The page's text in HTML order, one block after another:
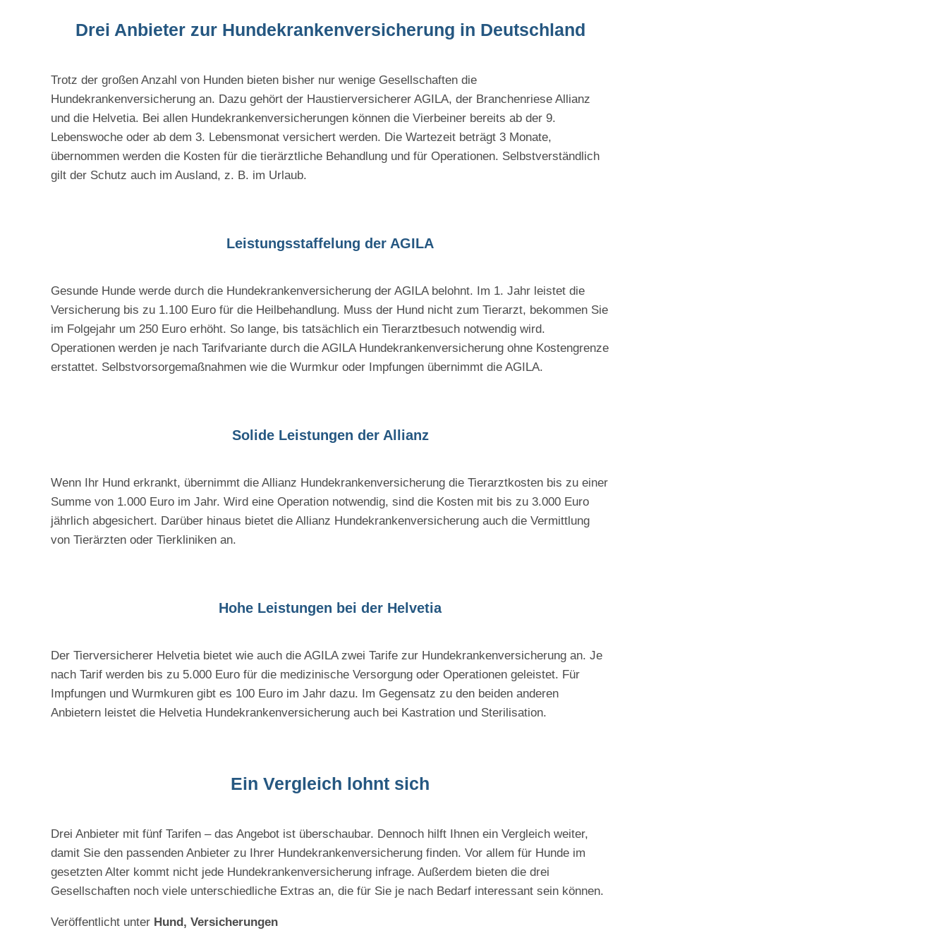
Drei Anbieter zur Hundekrankenversicherung in Deutschland
Trotz der großen Anzahl von Hunden bieten bisher nur wenige Gesellschaften die
Hundekrankenversicherung an. Dazu gehört der Haustierversicherer AGILA, der Branchenriese Allianz
und die Helvetia. Bei allen Hundekrankenversicherungen können die Vierbeiner bereits ab der 9.
Lebenswoche oder ab dem 3. Lebensmonat versichert werden. Die Wartezeit beträgt 3 Monate,
übernommen werden die Kosten für die tierärztliche Behandlung und für Operationen. Selbstverständlich
gilt der Schutz auch im Ausland, z. B. im Urlaub.
Leistungsstaffelung der AGILA
Gesunde Hunde werde durch die Hundekrankenversicherung der AGILA belohnt. Im 1. Jahr leistet die
Versicherung bis zu 1.100 Euro für die Heilbehandlung. Muss der Hund nicht zum Tierarzt, bekommen Sie
im Folgejahr um 250 Euro erhöht. So lange, bis tatsächlich ein Tierarztbesuch notwendig wird.
Operationen werden je nach Tarifvariante durch die AGILA Hundekrankenversicherung ohne Kostengrenze
erstattet. Selbstvorsorgemaßnahmen wie die Wurmkur oder Impfungen übernimmt die AGILA.
Solide Leistungen der Allianz
Wenn Ihr Hund erkrankt, übernimmt die Allianz Hundekrankenversicherung die Tierarztkosten bis zu einer
Summe von 1.000 Euro im Jahr. Wird eine Operation notwendig, sind die Kosten mit bis zu 3.000 Euro
jährlich abgesichert. Darüber hinaus bietet die Allianz Hundekrankenversicherung auch die Vermittlung
von Tierärzten oder Tierkliniken an.
Hohe Leistungen bei der Helvetia
Der Tierversicherer Helvetia bietet wie auch die AGILA zwei Tarife zur Hundekrankenversicherung an. Je
nach Tarif werden bis zu 5.000 Euro für die medizinische Versorgung oder Operationen geleistet. Für
Impfungen und Wurmkuren gibt es 100 Euro im Jahr dazu. Im Gegensatz zu den beiden anderen
Anbietern leistet die Helvetia Hundekrankenversicherung auch bei Kastration und Sterilisation.
Ein Vergleich lohnt sich
Drei Anbieter mit fünf Tarifen – das Angebot ist überschaubar. Dennoch hilft Ihnen ein Vergleich weiter,
damit Sie den passenden Anbieter zu Ihrer Hundekrankenversicherung finden. Vor allem für Hunde im
gesetzten Alter kommt nicht jede Hundekrankenversicherung infrage. Außerdem bieten die drei
Gesellschaften noch viele unterschiedliche Extras an, die für Sie je nach Bedarf interessant sein können.
Veröffentlicht unter Hund, Versicherungen